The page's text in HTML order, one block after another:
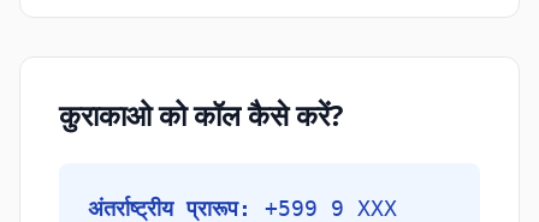
कुराकाओ को कॉल कैसे करें?
अंतर्राष्ट्रीय प्रारूप:
+599 9 XXX